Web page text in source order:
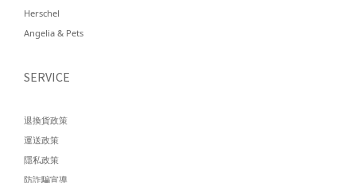
Herschel
Angelia & Pets
SERVICE
退換貨政策
運送政策
隱私政策
防詐騙宣導